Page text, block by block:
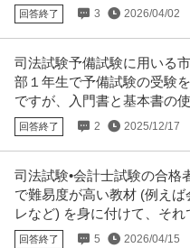
年収392万円〜602万円
株式会社ヴァンガードスミス 【相
回答終了 3 2026/04/02
司法試験予備試験に用いる
部１年生で予備試験の受験
ですが、入門書と基本書の
か迷っています。
回答終了 2 2025/12/17
司法試験•会計士試験の合格
で難易度が高い教材 (例え
レなど) を身に付けて、それ
回答終了 5 2026/04/15